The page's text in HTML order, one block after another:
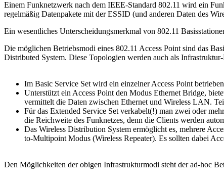
Einem Funknetzwerk nach dem IEEE-Standard 802.11 wird ein
regelmäßig Datenpakete mit der ESSID (und anderen Daten des
Ein wesentliches Unterscheidungsmerkmal von 802.11
Die möglichen Betriebsmodi eines 802.11 Access Point sind das
Distributed System. Diese Topologien werden auch als
Im Basic Service Set wird ein einzelner Access Point
Unterstützt ein Access Point den Modus Ethernet Bridge,
vermittelt die Daten zwischen Ethernet und Wireless LAN.
Für das Extended Service Set verkabelt(!) man zwei oder
die Reichweite des Funknetzes, denn die Clients werden
Das Wireless Distribution System ermöglicht es, mehrere
to-Multipoint Modus (Wireless Repeater). Es sollten dabei
Den Möglichkeiten der obigen Infrastrukturmodi steht der ad-hoc